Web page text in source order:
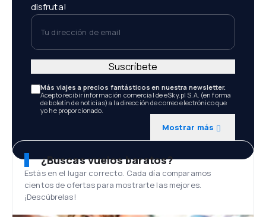
disfruta!
Tu dirección de email
Más viajes a precios fantásticos en nuestra newsletter.
Acepto recibir información comercial de eSky.pl S.A. (en forma
de boletín de noticias) a la dirección de correo electrónico que
yo he proporcionado.
Mostrar más
Suscríbete
¿Buscas vuelos baratos?
Estás en el lugar correcto. Cada día comparamos
cientos de ofertas para mostrarte las mejores.
¡Descúbrelas!